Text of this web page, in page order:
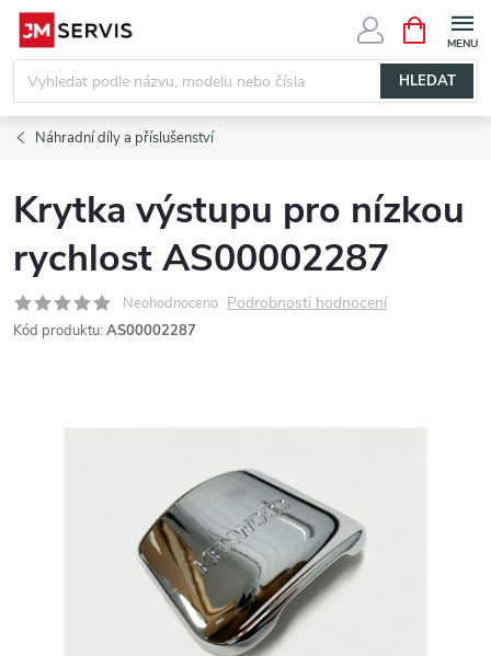
Přejít
obsah
HLEDAT
NÁKUPNÍ
KOŠÍK
Náhradní díly a příslušenství
Krytka výstupu pro nízkou
rychlost AS00002287
Neohodnoceno Podrobnosti hodnocení
Kód produktu: AS00002287